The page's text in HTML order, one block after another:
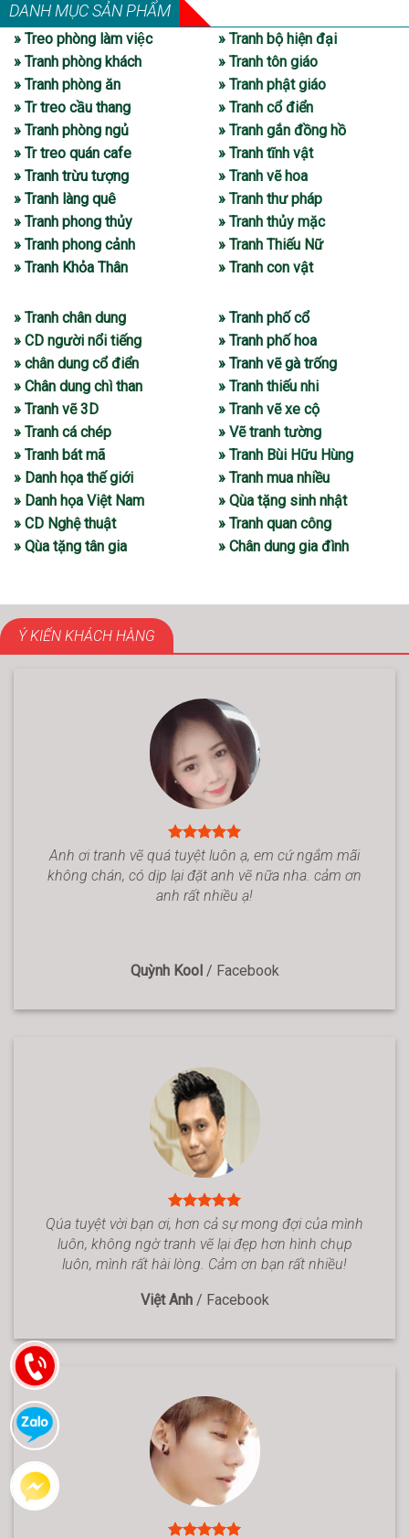
DANH MỤC SẢN PHẨM
» Treo phòng làm việc
» Tranh phòng khách
» Tranh phòng ăn
» Tr treo cầu thang
» Tranh phòng ngủ
» Tr treo quán cafe
» Tranh trừu tượng
» Tranh làng quê
» Tranh phong thủy
» Tranh phong cảnh
» Tranh Khỏa Thân
» Tranh bộ hiện đại
» Tranh tôn giáo
» Tranh phật giáo
» Tranh cổ điển
» Tranh gắn đồng hồ
» Tranh tĩnh vật
» Tranh vẽ hoa
» Tranh thư pháp
» Tranh thủy mặc
» Tranh Thiếu Nữ
» Tranh con vật
» Tranh chân dung
» CD người nổi tiếng
» chân dung cổ điển
» Chân dung chì than
» Tranh vẽ 3D
» Tranh cá chép
» Tranh bát mã
» Danh họa thế giới
» Danh họa Việt Nam
» CD Nghệ thuật
» Qùa tặng tân gia
» Tranh phố cổ
» Tranh phố hoa
» Tranh vẽ gà trống
» Tranh thiếu nhi
» Tranh vẽ xe cộ
» Vẽ tranh tường
» Tranh Bùi Hữu Hùng
» Tranh mua nhiều
» Qùa tặng sinh nhật
» Tranh quan công
» Chân dung gia đình
Ý KIẾN KHÁCH HÀNG
Anh ơi tranh vẽ quá tuyệt luôn ạ, em cứ ngắm mãi
không chán, có dịp lại đặt anh vẽ nữa nha. cảm ơn
anh rất nhiều ạ!
Quỳnh Kool / Facebook
Qúa tuyệt vời bạn ơi, hơn cả sự mong đợi của mình
luôn, không ngờ tranh vẽ lại đẹp hơn hình chụp
luôn, mình rất hài lòng. Cảm ơn bạn rất nhiều!
Việt Anh / Facebook